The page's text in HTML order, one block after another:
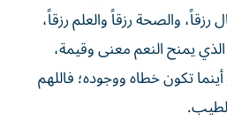
رزقاً، والصحة رزقاً والعلم رزقاً،
يمنح النعم معنى وقيمة،
تكون خطاه ووجوده؛ فاللهم